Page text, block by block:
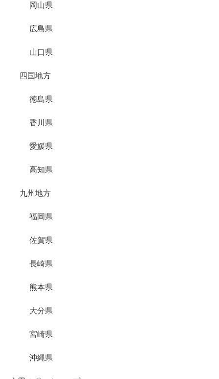
岡山県
広島県
山口県
四国地方
徳島県
香川県
愛媛県
高知県
九州地方
福岡県
佐賀県
長崎県
熊本県
大分県
宮崎県
沖縄県